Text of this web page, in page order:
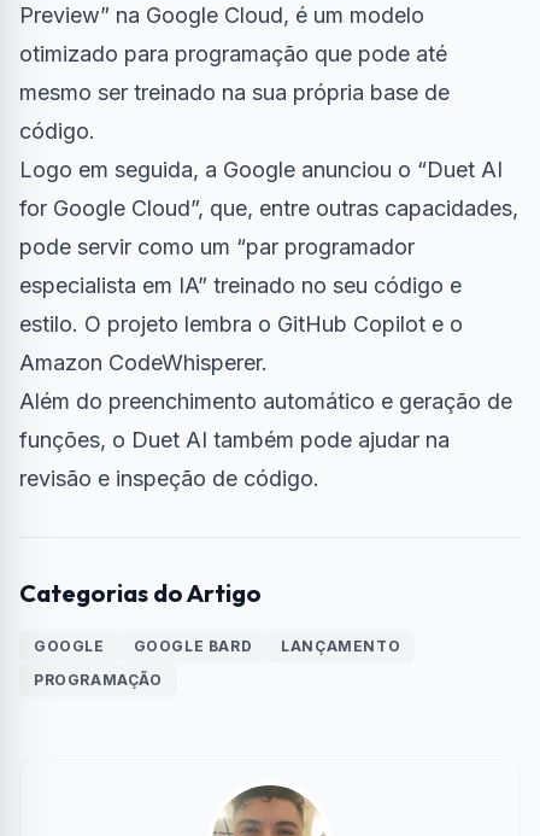
Preview” na Google Cloud, é um modelo
otimizado para programação que pode até
mesmo ser treinado na sua própria base de
código.
Logo em seguida, a Google anunciou o “Duet AI
for Google Cloud”, que, entre outras capacidades,
pode servir como um “par programador
especialista em IA” treinado no seu código e
estilo. O projeto lembra o GitHub Copilot e o
Amazon CodeWhisperer.
Além do preenchimento automático e geração de
funções, o Duet AI também pode ajudar na
revisão e inspeção de código.
Categorias do Artigo
GOOGLE GOOGLE BARD
LANÇAMENTO
PROGRAMAÇÃO